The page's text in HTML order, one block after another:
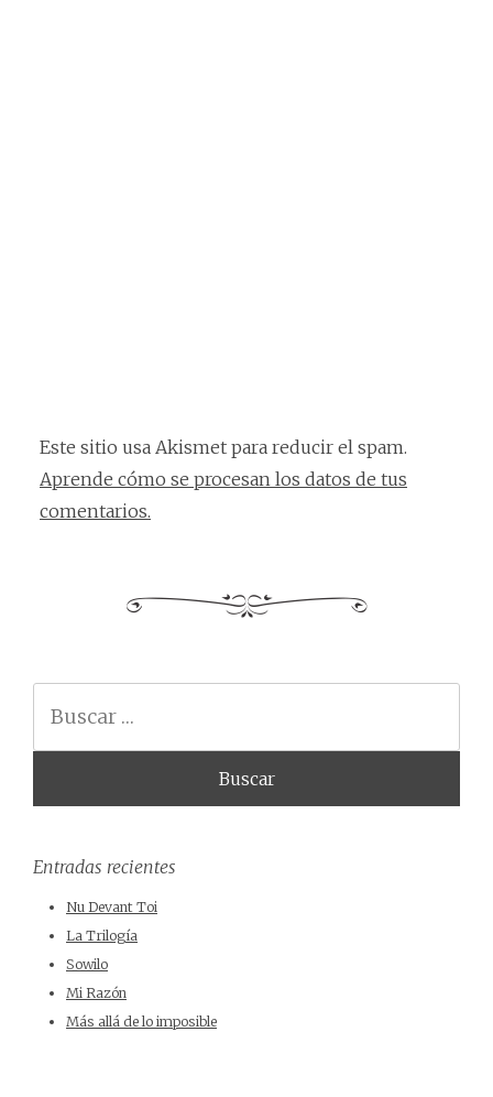
Este sitio usa Akismet para reducir el spam.
Aprende cómo se procesan los datos de tus
comentarios.
Entradas recientes
Nu Devant Toi
La Trilogía
Sowilo
Mi Razón
Más allá de lo imposible